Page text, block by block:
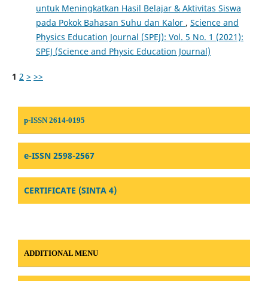
untuk Meningkatkan Hasil Belajar & Aktivitas Siswa
pada Pokok Bahasan Suhu dan Kalor , Science and
Physics Education Journal (SPEJ): Vol. 5 No. 1 (2021):
SPEJ (Science and Physic Education Journal)
1 2 > >>
p-ISSN 2614-0195
e-ISSN 2598-2567
CERTIFICATE (SINTA 4)
ADDITIONAL MENU